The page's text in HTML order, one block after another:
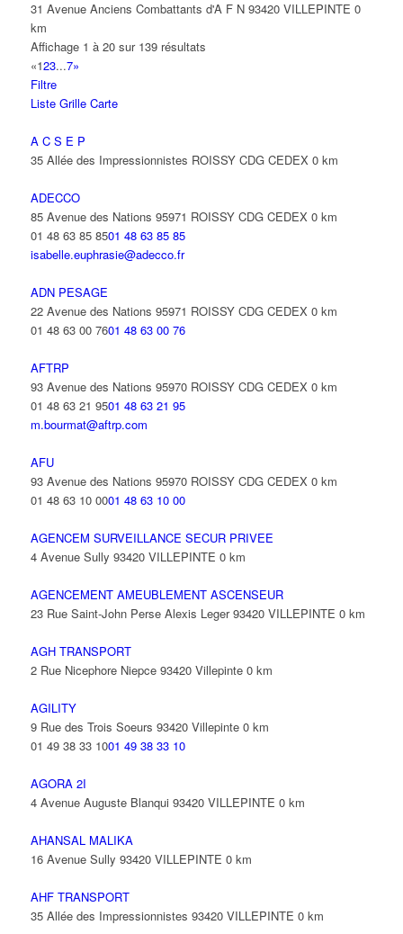
31 Avenue Anciens Combattants d'A F N 93420 VILLEPINTE 0
km
Affichage 1 à 20 sur 139 résultats
«123...7»
Filtre
Liste Grille Carte
A C S E P
35 Allée des Impressionnistes ROISSY CDG CEDEX 0 km
ADECCO
85 Avenue des Nations 95971 ROISSY CDG CEDEX 0 km
01 48 63 85 8501 48 63 85 85
isabelle.euphrasie@adecco.fr
ADN PESAGE
22 Avenue des Nations 95971 ROISSY CDG CEDEX 0 km
01 48 63 00 7601 48 63 00 76
AFTRP
93 Avenue des Nations 95970 ROISSY CDG CEDEX 0 km
01 48 63 21 9501 48 63 21 95
m.bourmat@aftrp.com
AFU
93 Avenue des Nations 95970 ROISSY CDG CEDEX 0 km
01 48 63 10 0001 48 63 10 00
AGENCEM SURVEILLANCE SECUR PRIVEE
4 Avenue Sully 93420 VILLEPINTE 0 km
AGENCEMENT AMEUBLEMENT ASCENSEUR
23 Rue Saint-John Perse Alexis Leger 93420 VILLEPINTE 0 km
AGH TRANSPORT
2 Rue Nicephore Niepce 93420 Villepinte 0 km
AGILITY
9 Rue des Trois Soeurs 93420 Villepinte 0 km
01 49 38 33 1001 49 38 33 10
AGORA 2I
4 Avenue Auguste Blanqui 93420 VILLEPINTE 0 km
AHANSAL MALIKA
16 Avenue Sully 93420 VILLEPINTE 0 km
AHF TRANSPORT
35 Allée des Impressionnistes 93420 VILLEPINTE 0 km